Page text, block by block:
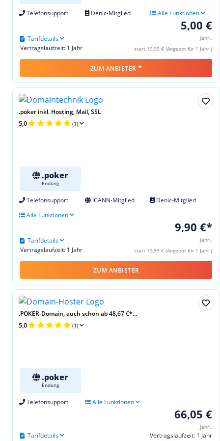
Telefonsupport Denic-Mitglied Alle Funktionen
5,00 €
jährl.
statt 19,00 € (Angebot für 1 Jahr )
Vertragslaufzeit: 1 Jahr
Tarifdetails
ZUM ANBIETER *
.poker inkl. Hosting, Mail, SSL
5,0 (1)
.poker
Endung
Telefonsupport ICANN-Mitglied
Denic-Mitglied
Alle Funktionen
9,90 €*
jährl.
statt 73,99 € (Angebot für 1 Jahr )
Vertragslaufzeit: 1 Jahr
Tarifdetails
ZUM ANBIETER
.POKER-Domain, auch schon ab 48,67 €*...
5,0 (1)
.poker
Endung
Telefonsupport Alle Funktionen
66,05 €
jährl.
Vertragslaufzeit: 1 Jahr
Tarifdetails